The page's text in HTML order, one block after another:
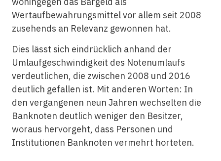
Wertaufbewahrungsmittel vor allem seit 2008
zusehends an Relevanz gewonnen hat.
Dies lässt sich eindrücklich anhand der
Umlaufgeschwindigkeit des Notenumlaufs
verdeutlichen, die zwischen 2008 und 2016
deutlich gefallen ist. Mit anderen Worten: In
den vergangenen neun Jahren wechselten die
Banknoten deutlich weniger den Besitzer,
woraus hervorgeht, dass Personen und
Institutionen Banknoten vermehrt horteten.